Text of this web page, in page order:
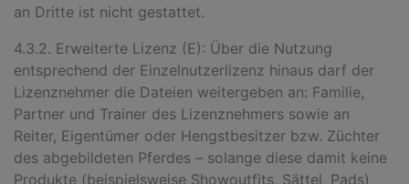
an Dritte ist nicht gestattet.
4.3.2. Erweiterte Lizenz (E): Über die Nutzung
entsprechend der Einzelnutzerlizenz hinaus darf der
Lizenznehmer die Dateien weitergeben an: Familie,
Partner und Trainer des Lizenznehmers sowie an
Reiter, Eigentümer oder Hengstbesitzer bzw. Züchter
des abgebildeten Pferdes – solange diese damit keine
Produkte (beispielsweise Showoutfits, Sättel, Pads)